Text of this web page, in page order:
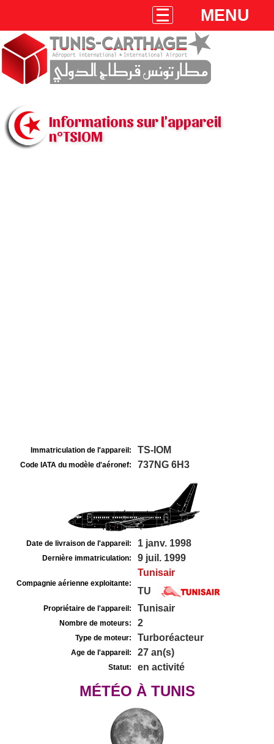
MENU
Informations sur l'appareil
n°TSIOM
Immatriculation de l'appareil: TS-IOM
Code IATA du modèle d'aéronef: 737NG 6H3
Date de livraison de l'appareil: 1 janv. 1998
Dernière immatriculation: 9 juil. 1999
Compagnie aérienne exploitante:
Tunisair
TU
Propriétaire de l'appareil: Tunisair
Nombre de moteurs: 2
Type de moteur: Turboréacteur
Age de l'appareil: 27 an(s)
Statut: en activité
MÉTÉO À TUNIS